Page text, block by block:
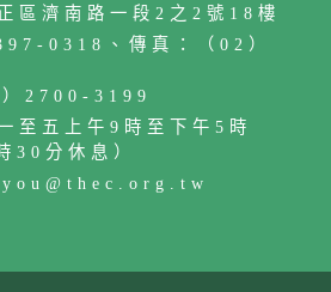
區濟南路一段2之2號18樓
0318、傳真：（02）
）2700-3199
至五上午9時至下午5時
30分休息）